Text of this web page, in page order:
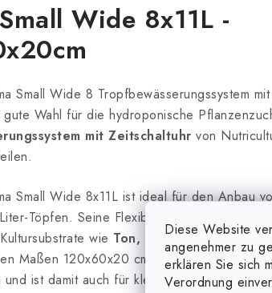
Diese Website
angenehmer zu
erklären Sie sich
Verordnung
Wide 8x11L -
Small Wide 8 Tropfbewässerungssystem
Wahl für die hydroponische
mit Zeitschaltuhr von
Small Wide 8x11L ist ideal für den Anbau
Töpfen. Seine Flexibilität erlaubt die
wie Ton, Kokosnuss,
Maßen 120x60x20 cm passt es
und ist damit auch für kleinere Anbauräume